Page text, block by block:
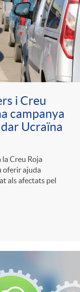
i Creu
campanya
Ucraïna
Creu Roja
oferir ajuda
als afectats pel